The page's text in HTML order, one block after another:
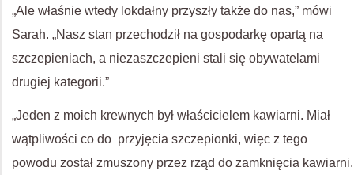
„Ale właśnie wtedy lokdałny przyszły także do nas,” mówi
Sarah. „Nasz stan przechodził na gospodarkę opartą na
szczepieniach, a niezaszczepieni stali się obywatelami
drugiej kategorii.”
„Jeden z moich krewnych był właścicielem kawiarni. Miał
wątpliwości co do przyjęcia szczepionki, więc z tego
powodu został zmuszony przez rząd do zamknięcia kawiarni.